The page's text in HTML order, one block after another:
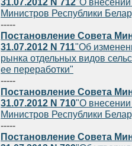
Министров Республики
-----
Постановление Совета
31.07.2012 N 711"Об
рынка отдельных видов
ее переработки"
-----
Постановление Совета
31.07.2012 N 710"О
Министров Республики
-----
Постановление Совета